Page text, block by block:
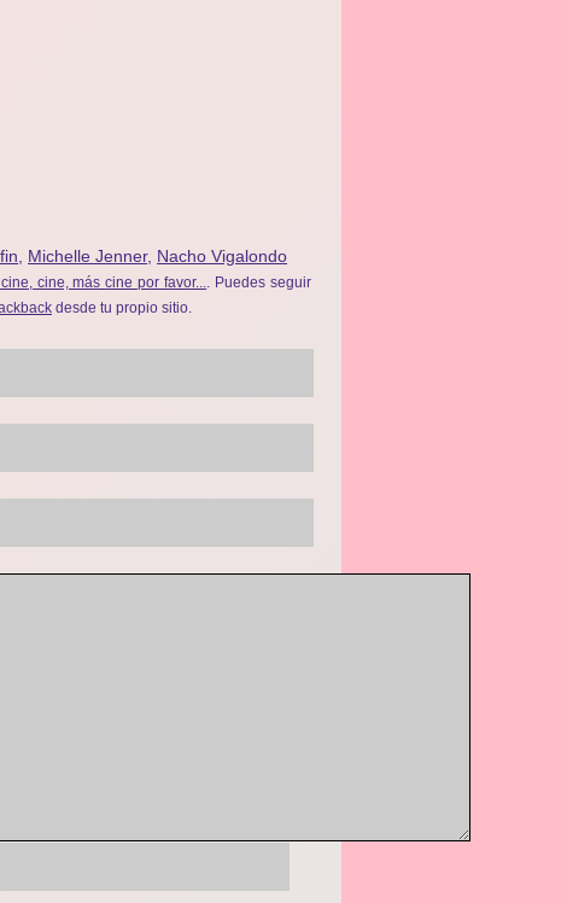
Michelle Jenner, Nacho Vigalondo
cine, más cine por favor...
. Puedes seguir
desde tu propio sitio.